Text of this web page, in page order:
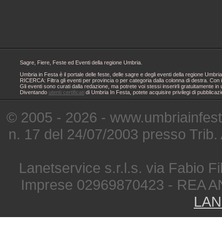
Sagre, Fiere, Feste ed Eventi della regione Umbria.
Umbria in Festa è il portale delle feste, delle sagre e degli eventi della regione
RICERCA: Filtra gli eventi per provincia o per categoria dalla colonna di destra.
Gli eventi sono curati dalla redazione, ma potrete voi stessi inserirli gratuitamente
Diventando utenti certificati di Umbria In Festa, potete acquisire privilegi di
© 2005 - 2026 -
n. 17 del 24/07/2003 presso
Lanetservice s.r.l.s. via Fabio
Imprese 02969870423 - REA